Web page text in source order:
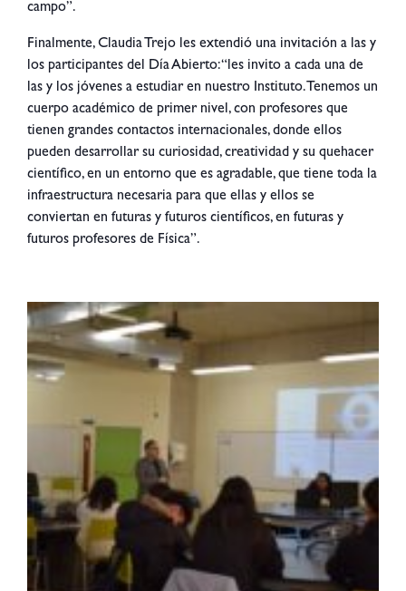
campo”.
Finalmente, Claudia Trejo les extendió una invitación a las y
los participantes del Día Abierto: “les invito a cada una de
las y los jóvenes a estudiar en nuestro Instituto. Tenemos un
cuerpo académico de primer nivel, con profesores que
tienen grandes contactos internacionales, donde ellos
pueden desarrollar su curiosidad, creatividad y su quehacer
científico, en un entorno que es agradable, que tiene toda la
infraestructura necesaria para que ellas y ellos se
conviertan en futuras y futuros científicos, en futuras y
futuros profesores de Física”.